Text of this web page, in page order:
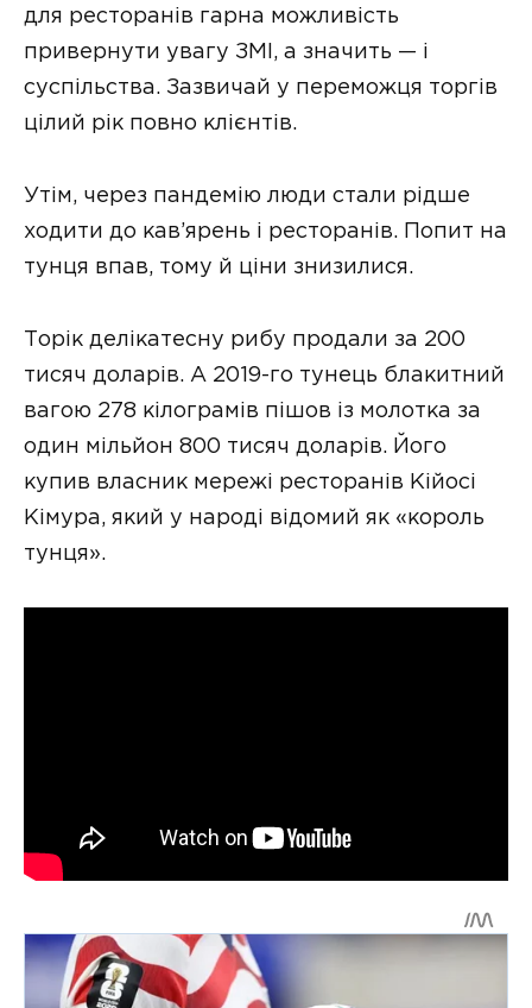
для ресторанів гарна можливість
привернути увагу ЗМІ, а значить — і
суспільства. Зазвичай у переможця торгів
цілий рік повно клієнтів.
Утім, через пандемію люди стали рідше
ходити до кав’ярень і ресторанів. Попит на
тунця впав, тому й ціни знизилися.
Торік делікатесну рибу продали за 200
тисяч доларів. А 2019-го тунець блакитний
вагою 278 кілограмів пішов із молотка за
один мільйон 800 тисяч доларів. Його
купив власник мережі ресторанів Кійосі
Кімура, який у народі відомий як «король
тунця».